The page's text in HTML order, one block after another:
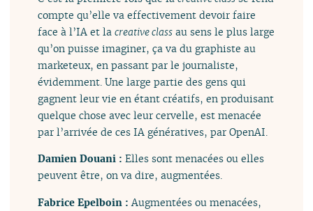
compte qu’elle va effectivement devoir faire
face à l’IA et lacreative class au sens le plus large
qu’on puisse imaginer, ça va du graphiste au
marketeux, en passant par le journaliste,
évidemment. Une large partie des gens qui
gagnent leur vie en étant créatifs, en produisant
quelque chose avec leur cervelle, est menacée
par l’arrivée de ces IA génératives, par OpenAI.
Damien Douani :Elles sont menacées ou elles
peuvent être, on va dire, augmentées.
Fabrice Epelboin :Augmentées ou menacées,